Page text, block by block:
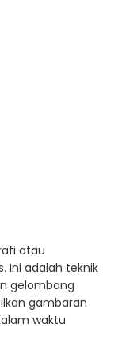
atau
Ini adalah teknik
gelombang
gambaran
waktu